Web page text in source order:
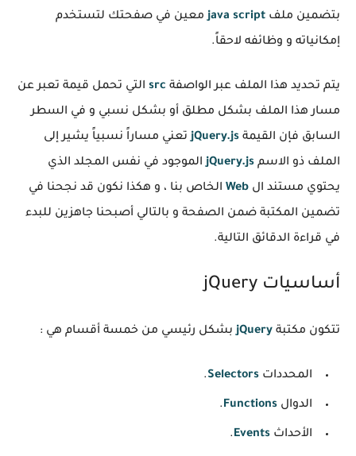
بتضمين ملف java scriptمعين في صفحتك لتستخدم
إمكانياته و وظائفه لاحقاً.
يتم تحديد هذا الملف عبر الواصفة src التي تحمل قيمة تعبر عن
مسار هذا الملف بشكل مطلق أو بشكل نسبي و في السطر
السابق فإن القيمة jQuery.jsتعني مساراً نسبياً يشير إلى
الملف ذو الاسم jQuery.jsالموجود في نفس المجلد الذي
يحتوي مستند ال Web الخاص بنا ، و هكذا نكون قد نجحنا في
تضمين المكتبة ضمن الصفحة و بالتالي أصبحنا جاهزين للبدء
في قراءة الدقائق التالية.
أساسيات jQuery
تتكون مكتبة jQueryبشكل رئيسي من خمسة أقسام هي :
المحددات Selectors
.
الدوال Functions
.
الأحداث Events
.